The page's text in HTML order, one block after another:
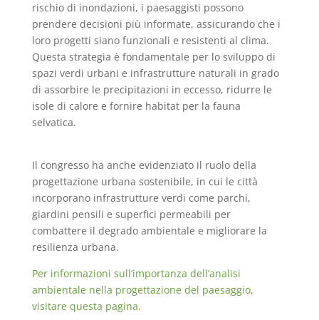
rischio di inondazioni, i paesaggisti possono
prendere decisioni più informate, assicurando che i
loro progetti siano funzionali e resistenti al clima.
Questa strategia è fondamentale per lo sviluppo di
spazi verdi urbani e infrastrutture naturali in grado
di assorbire le precipitazioni in eccesso, ridurre le
isole di calore e fornire habitat per la fauna
selvatica.
Il congresso ha anche evidenziato il ruolo della
progettazione urbana sostenibile, in cui le città
incorporano infrastrutture verdi come parchi,
giardini pensili e superfici permeabili per
combattere il degrado ambientale e migliorare la
resilienza urbana.
Per informazioni sull’importanza dell’analisi
ambientale nella progettazione del paesaggio,
visitare questa pagina.